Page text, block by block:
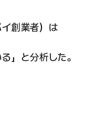
創業者）は
」と分析した。